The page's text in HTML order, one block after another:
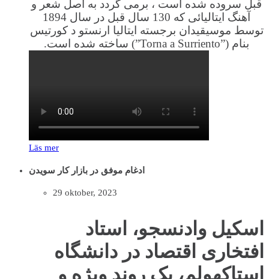
قبل سروده شده است ، برمی گردد به اصل شعر و
آهنگ ایتالیائی که 130 سال قبل در سال 1894
توسط موسیقیدان برجسته ایتالیا ارنستو د کورتیس
بنام (”Torna a Surriento”) ساخته شده است.
Läs mer
ادغام موفق در بازار کار سویدن
29 oktober, 2023
اسکیل وادنسجو، استاد
افتخاری اقتصاد در دانشگاه
استاکهولم، یک روند ویژه و